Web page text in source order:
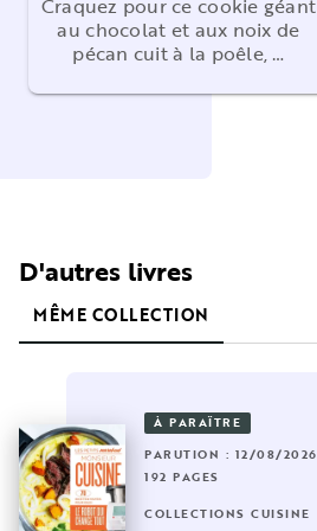
au chocolat et aux noix de
pécan cuit à la poêle, …
D'autres livres
MÊME COLLECTION
À PARAÎTRE
PARUTION : 12/08/2026
192 PAGES
COLLECTIONS CUISINE